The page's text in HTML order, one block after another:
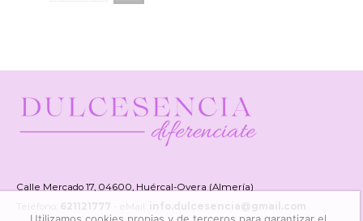
Difusor
Givrée
cantidad
Calle Mercado 17, 04600, Huércal-Overa (Almería)
Teléfono: 621121777 info.dulcesencia@gmail.com